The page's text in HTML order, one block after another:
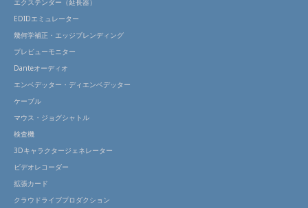
EDIDエミュレーター
幾何学補正・エッジブレンディング
プレビューモニター
Danteオーディオ
エンベデッター・ディエンベデッター
ケーブル
マウス・ジョグシャトル
検査機
3Dキャラクタージェネレーター
ビデオレコーダー
拡張カード
クラウドライブプロダクション